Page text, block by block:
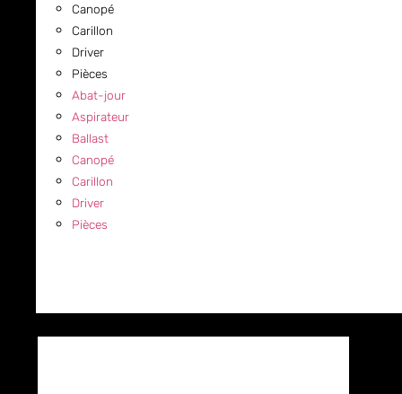
Canopé
Carillon
Driver
Pièces
Abat-jour
Aspirateur
Ballast
Canopé
Carillon
Driver
Pièces